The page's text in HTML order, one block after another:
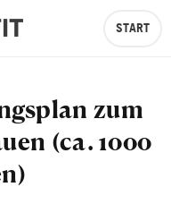
zum
(ca. 1000
START